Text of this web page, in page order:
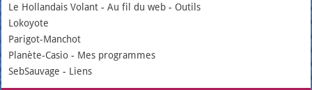
Le Hollandais Volant -Au fil du web - Outils
Lokoyote
Parigot-Manchot
Planète-Casio - Mes programmes
SebSauvage - Liens